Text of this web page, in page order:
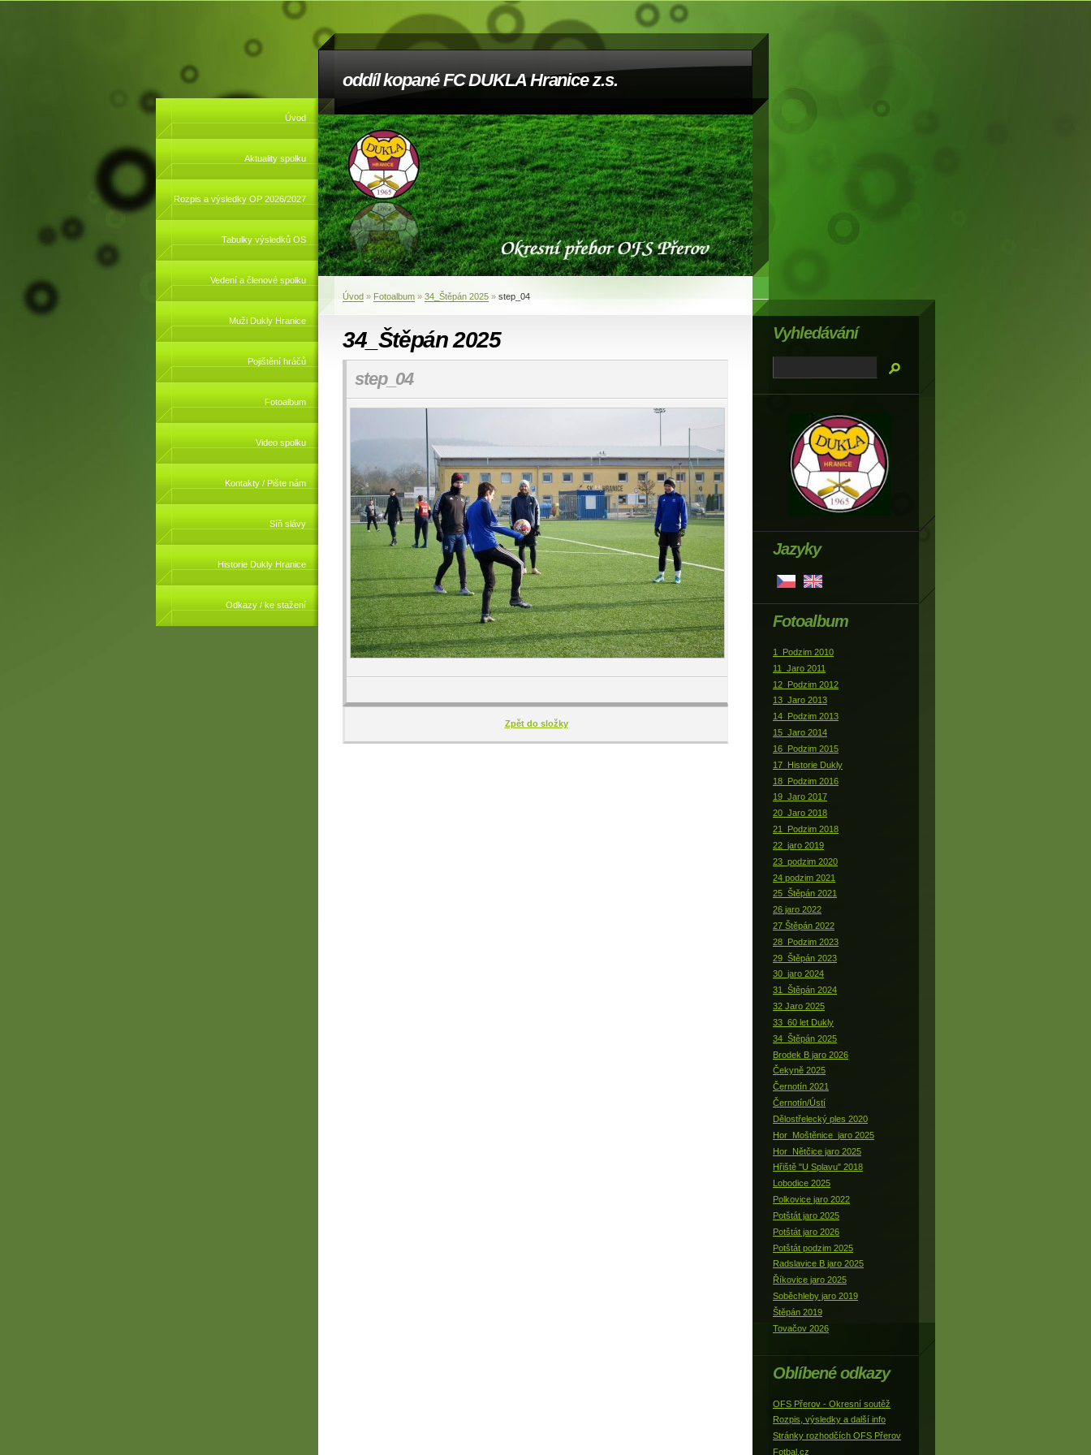
oddíl kopané FC DUKLA Hranice z.s.
Úvod
Aktuality spolku
Rozpis a výsledky OP 2026/2027
Tabulky výsledků OS
Vedení a členové spolku
Muži Dukly Hranice
Pojištění hráčů
Fotoalbum
Video spolku
Kontakty / Pište nám
Síň slávy
Historie Dukly Hranice
Odkazy / ke stažení
Úvod » Fotoalbum » 34_Štěpán 2025 » step_04
34_Štěpán 2025
step_04
Zpět do složky
Jazyky
Fotoalbum
1_Podzim 2010
11_Jaro 2011
12_Podzim 2012
13_Jaro 2013
14_Podzim 2013
15_Jaro 2014
16_Podzim 2015
17_Historie Dukly
18_Podzim 2016
19_Jaro 2017
20_Jaro 2018
21_Podzim 2018
22_jaro 2019
23_podzim 2020
24 podzim 2021
25_Štěpán 2021
26 jaro 2022
27 Štěpán 2022
28_Podzim 2023
29_Štěpán 2023
30_jaro 2024
31_Štěpán 2024
32 Jaro 2025
33_60 let Dukly
34_Štěpán 2025
Brodek B jaro 2026
Čekyně 2025
Černotín 2021
Černotín/Ústí
Dělostřelecký ples 2020
Hor_Moštěnice_jaro 2025
Hor_Nětčice jaro 2025
Hřiště "U Splavu" 2018
Lobodice 2025
Polkovice jaro 2022
Potštát jaro 2025
Potštát jaro 2026
Potštát podzim 2025
Radslavice B jaro 2025
Říkovice jaro 2025
Soběchleby jaro 2019
Štěpán 2019
Tovačov 2026
Oblíbené odkazy
OFS Přerov - Okresní soutěž
Rozpis, výsledky a další info
Stránky rozhodčích OFS Přerov
Fotbal.cz
Vyhledávání